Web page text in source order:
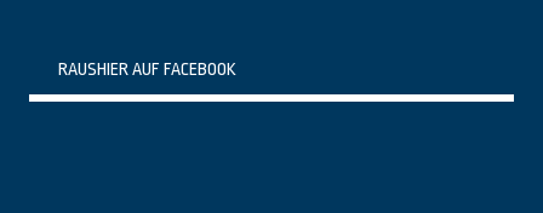
RAUSHIER AUF FACEBOOK